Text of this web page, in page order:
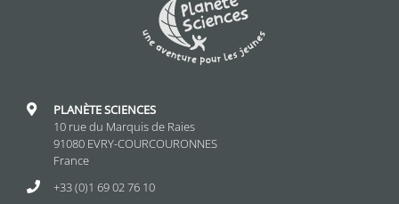
PLANÈTE SCIENCES
10 rue du Marquis de Raies
91080 EVRY-COURCOURONNES
France
+33 (0)1 69 02 76 10